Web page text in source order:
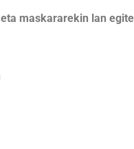
maskararekin lan